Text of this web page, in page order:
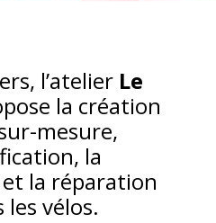
l’atelier Le
la création
mesure,
la
la réparation
les vélos.